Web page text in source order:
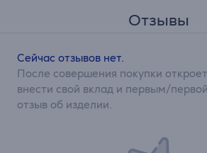
Отзывы
Сейчас отзывов нет.
После совершения покупки
внести свой вклад и первым/
отзыв об изделии.